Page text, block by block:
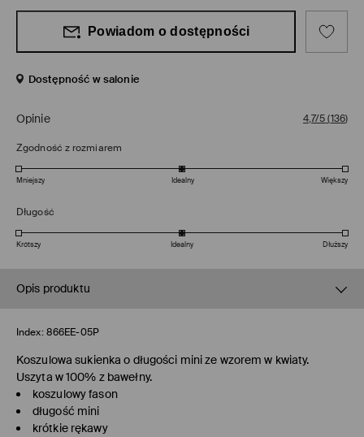
Powiadom o dostępności
Dostępność w salonie
Opinie 4,7/5(136)
Zgodność z rozmiarem
Mniejszy Idealny Większy
Długość
Krótszy Idealny Dłuższy
Opis produktu
Index: 866EE-05P
Koszulowa sukienka o długości mini ze wzorem w kwiaty.
Uszyta w 100% z bawełny.
koszulowy fason
długość mini
krótkie rękawy